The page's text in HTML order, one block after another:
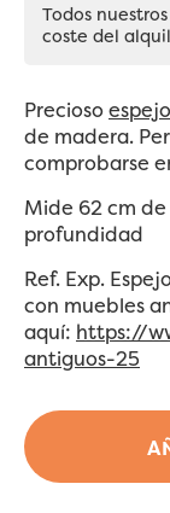
Todos
coste del
Preciosoespejo
de madera.
comprobarse
Mide 62 cm
profundidad
Ref. Exp.
con muebles
aquí: https://
antiguos-25